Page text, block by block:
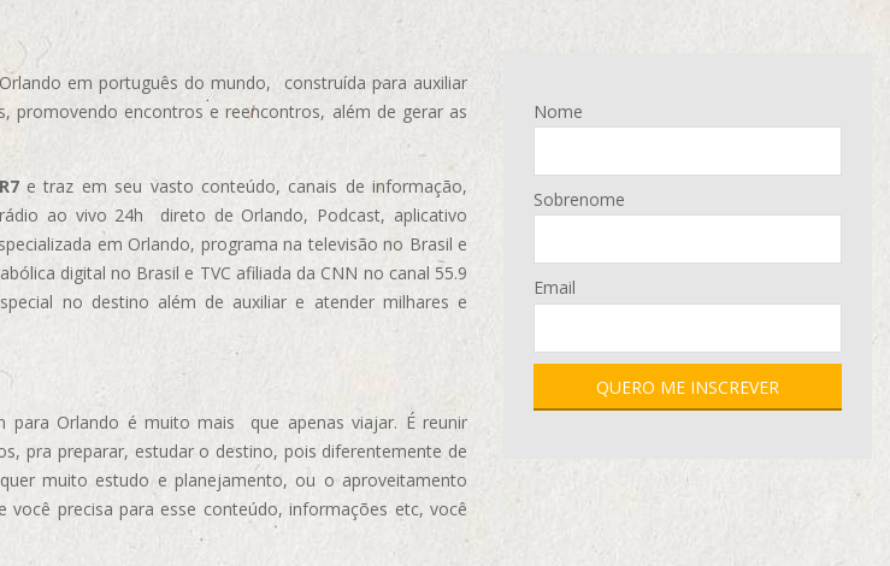
em português do mundo, construída para auxiliar
promovendo encontros e reencontros, além de gerar as
R7e traz em seu vasto conteúdo, canais de informação,
ao vivo 24h direto de Orlando, Podcast, aplicativo
em Orlando, programa na televisão no Brasil e
digital no Brasil e TVC afiliada da CNN no canal 55.9
no destino além de auxiliar e atender milhares e
para Orlando é muito mais que apenas viajar. É reunir
pra preparar, estudar o destino, pois diferentemente de
muito estudo e planejamento, ou o aproveitamento
você precisa para esse conteúdo, informações etc, você
Nome
Sobrenome
Email